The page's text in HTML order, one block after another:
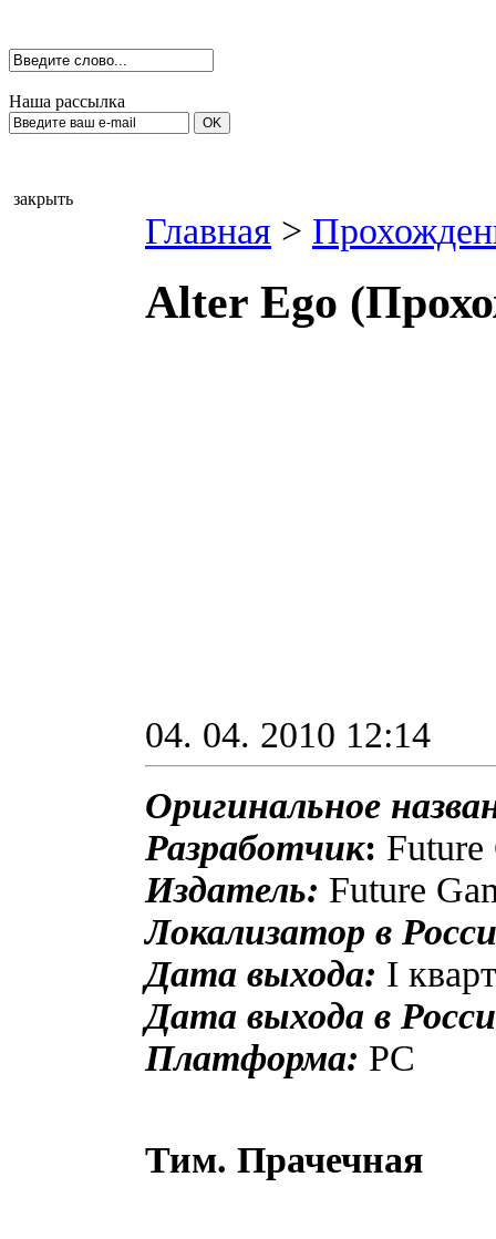
Наша рассылка
закрыть
Главная >
Alter Ego
04. 04. 2010 12:14
Оригинальное
Разработчик: Future
Издатель: Future
Локализатор в
Дата выхода: I
Дата выхода в
Платформа: PC
Тим. Прачечная